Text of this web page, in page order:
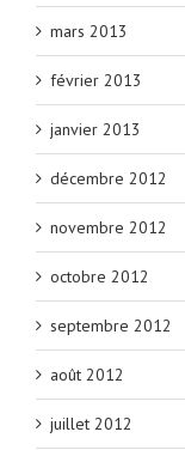
mars 2013
février 2013
janvier 2013
décembre 2012
novembre 2012
octobre 2012
septembre 2012
août 2012
juillet 2012